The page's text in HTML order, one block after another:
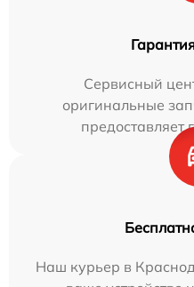
Сервисный
оригинальные
предоставляет
Наш курьер в